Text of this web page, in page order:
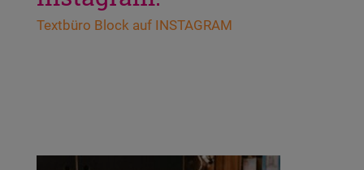
Text­bü­ro Block auf INSTAGRAM